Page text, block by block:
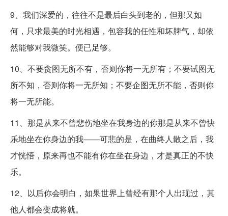
9、我们深爱的，往往不是最后白头到老的，但那又如
何，只求最美的时光相遇，包容我的任性和坏脾气，却依
然能够对我微笑。便已足够。
10、不要贪图无所不有，否则你将一无所有；不要试图无
所不知，否则你将一无所知；不要企图无所不能，否则你
将一无所能。
11、那是从来不曾悲伤地坐在我身边的你那是从来不曾快
乐地坐在你身边的我——可悲的是，在曲终人散之后，我
才恍悟，原来再也不能有你在坐在身边，才是真正的不快
乐。
12、以后你会明白，如果世界上曾经有那个人出现过，其
他人都会变成将就。